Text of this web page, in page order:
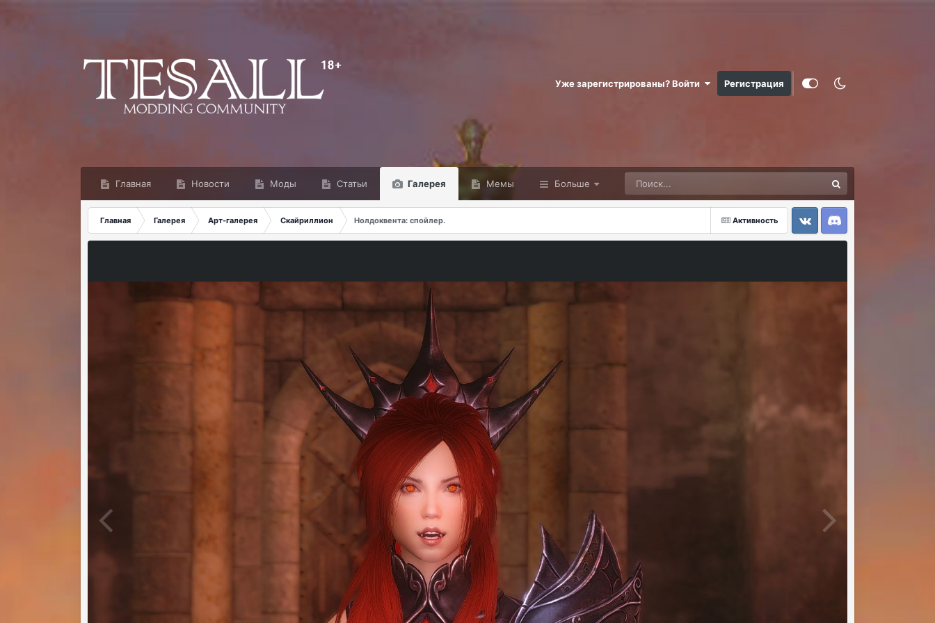
Уже зарегистрированы? Войти Регистрация
Главная Новости Моды Статьи Галерея Мемы Больше
Активность
Главная Галерея Арт-галерея Скайриллион
Нолдоквента: спойлер.
VK
Discord